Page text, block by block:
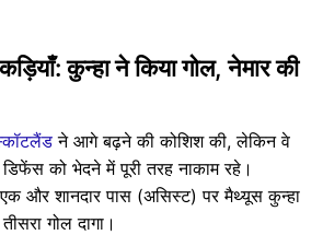
कुन्हा ने किया गोल, नेमार की
ने आगे बढ़ने की कोशिश की, लेकिन वे
को भेदने में पूरी तरह नाकाम रहे।
और शानदार पास (असिस्ट) पर मैथ्यूस कुन्हा
गोल दागा।